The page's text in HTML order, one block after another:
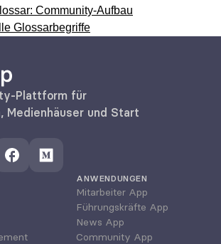
Community-Aufbau
Glossarbegriffe
Plattform für
Medienhäuser und Start
ANWENDUNGEN
Mitarbeiter App
Führungskräfte App
News App
Community App